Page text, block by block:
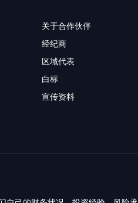
关于合作伙伴
经纪商
区域代表
白标
宣传资料